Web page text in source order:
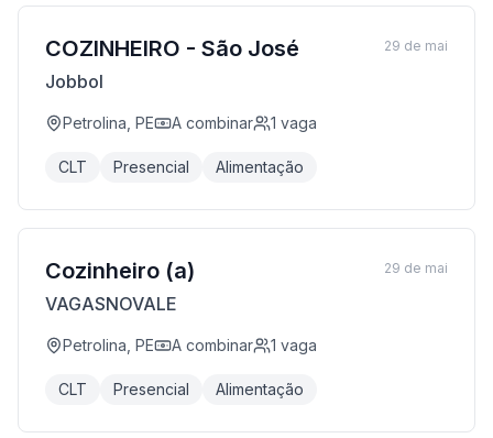
COZINHEIRO - São José
Jobbol
Petrolina, PE A combinar 1 vaga
CLT Presencial Alimentação
29 de mai
Cozinheiro (a)
VAGASNOVALE
Petrolina, PE A combinar 1 vaga
CLT Presencial Alimentação
29 de mai